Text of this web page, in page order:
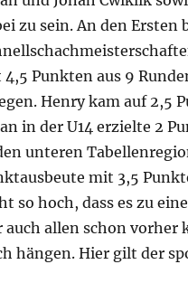
zu sein. An den Ersten
Punkten aus 9
Henry kam auf 2,5
in der U14 erzielte 2
unteren
mit 3,5
so hoch, dass es zu
auch allen schon vorher
hängen. Hier gilt der